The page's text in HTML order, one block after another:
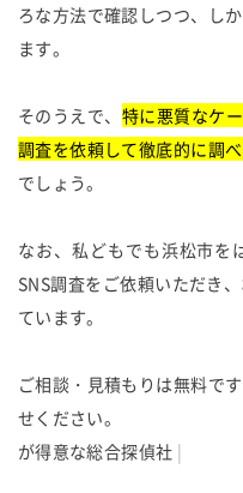
ろな方法で確認しつつ、し
ます。
そのうえで、 特に悪質なケ
調査を依頼して徹底的に調
でしょう。
なお、私どもでも浜松市を
SNS調査をご依頼いただき
ています。
ご相談・見積もりは無料で
せください。
が得意な総合探偵社